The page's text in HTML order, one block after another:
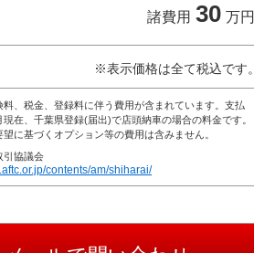
諸費用 30 万円
※表示価格は全て税込です。
料、税金、登録料に伴う費用が含まれています。支払
在、千葉県登録(届出)で店頭納車の場合の料金です。
望に基づくオプション等の費用は含みません。
引協議会
contents/am/shiharai/